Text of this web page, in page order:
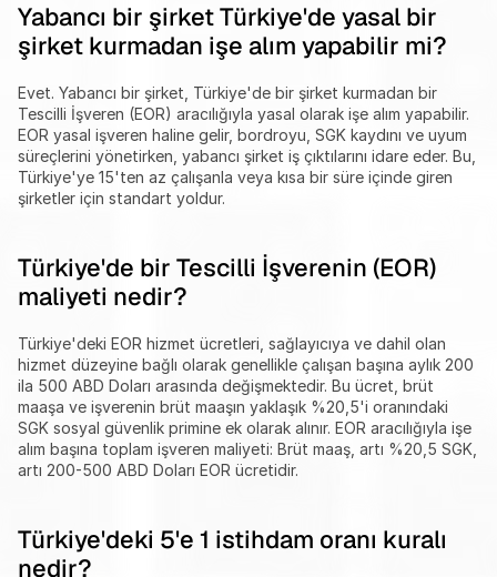
Yabancı bir şirket Türkiye'de yasal bir
şirket kurmadan işe alım yapabilir mi?
Evet. Yabancı bir şirket, Türkiye'de bir şirket kurmadan bir
Tescilli İşveren (EOR) aracılığıyla yasal olarak işe alım yapabilir.
EOR yasal işveren haline gelir, bordroyu, SGK kaydını ve uyum
süreçlerini yönetirken, yabancı şirket iş çıktılarını idare eder. Bu,
Türkiye'ye 15'ten az çalışanla veya kısa bir süre içinde giren
şirketler için standart yoldur.
Türkiye'de bir Tescilli İşverenin (EOR)
maliyeti nedir?
Türkiye'deki EOR hizmet ücretleri, sağlayıcıya ve dahil olan
hizmet düzeyine bağlı olarak genellikle çalışan başına aylık 200
ila 500 ABD Doları arasında değişmektedir. Bu ücret, brüt
maaşa ve işverenin brüt maaşın yaklaşık %20,5'i oranındaki
SGK sosyal güvenlik primine ek olarak alınır. EOR aracılığıyla işe
alım başına toplam işveren maliyeti: Brüt maaş, artı %20,5 SGK,
artı 200-500 ABD Doları EOR ücretidir.
Türkiye'deki 5'e 1 istihdam oranı kuralı
nedir?